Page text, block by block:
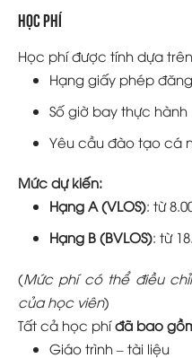
Học phí
Học phí được tính dựa
Hạng giấy phép
Số giờ bay thực hành
Yêu cầu đào tạo cá
Mức dự kiến:
Hạng A (VLOS): từ
Hạng B (BVLOS): từ
(Mức phí có thể điều
của học viên)
Tất cả học phíđã bao
Giáo trình – tài liệu